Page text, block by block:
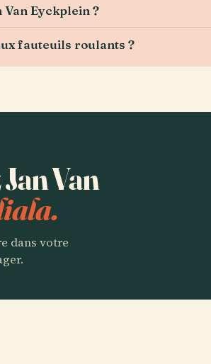
Eyckplein ?
fauteuils roulants ?
Van
dans votre